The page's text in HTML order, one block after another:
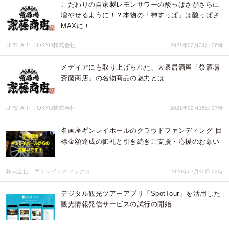
こだわりの自家製レモンサワーの酸っぱさがさらに
増やせるように！？本物の「神すっぱ」は酸っぱさ
MAXに！
UPSTART TOKYO株式会社 2021年02月24日 06時
メディアにも取り上げられた、大衆居酒屋「祭酒場
斎藤商店」の名物商品の魅力とは
UPSTART TOKYO株式会社 2021年02月15日 07時
名画座ギンレイホールのクラウドファンディング 目
標金額達成の御礼と引き続きご支援・応援のお願い
株式会社 ギンレイシネマックス 2020年07月10日 02時
デジタル観光ツアーアプリ「SpotTour」を活用した
観光情報発信サービスの試行の開始